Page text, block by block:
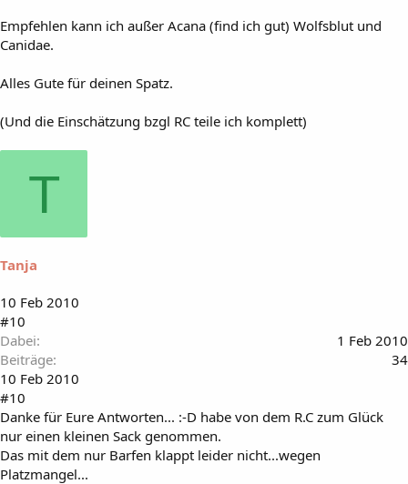
Empfehlen kann ich außer Acana (find ich gut) Wolfsblut und
Canidae.
Alles Gute für deinen Spatz.
(Und die Einschätzung bzgl RC teile ich komplett)
T
Tanja
10 Feb 2010
#10
Dabei
1 Feb 2010
Beiträge
34
10 Feb 2010
#10
Danke für Eure Antworten... :-D habe von dem R.C zum Glück
nur einen kleinen Sack genommen.
Das mit dem nur Barfen klappt leider nicht...wegen
Platzmangel...